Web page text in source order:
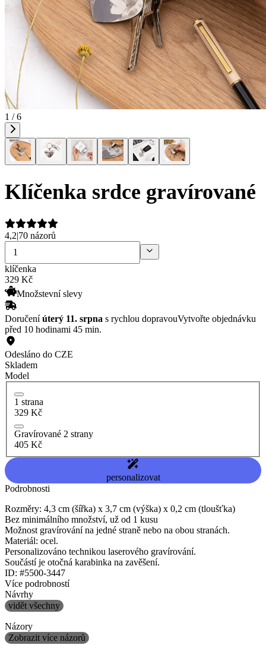
1 / 6
Klíčenka srdce gravírované
4,2|70 názorů
klíčenka
329 Kč
Množstevní slevy
Doručeníúterý 11. srpna s rychlou dopravouVytvořte objednávku
před 10 hodinami 45 min.
Odesláno do CZE
Skladem
Model
1 strana
329 Kč
Gravírované 2 strany
405 Kč
personalizovat
Podrobnosti
Rozměry: 4,3 cm (šířka) x 3,7 cm (výška) x 0,2 cm (tloušťka)
Bez minimálního množství, už od 1 kusu
Možnost gravírování na jedné straně nebo na obou stranách.
Materiál: ocel.
Personalizováno technikou laserového gravírování.
Součástí je otočná karabinka na zavěšení.
ID: #5500-3447
Více podrobností
Návrhy
vidět všechny
Názory
Zobrazit více názorů